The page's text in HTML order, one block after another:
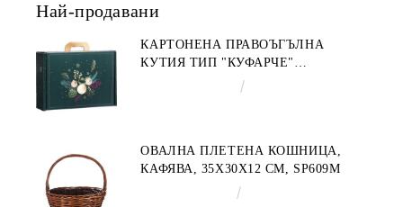
Най-продавани
КАРТОНЕНА ПРАВОЪГЪЛНА
КУТИЯ ТИП "КУФАРЧЕ"
ENCHANTED NATURE, ЗЕЛЕНО/
ОВАЛНА ПЛЕТЕНА КОШНИЦА,
КАФЯВА, 35X30X12 СМ, SP609M